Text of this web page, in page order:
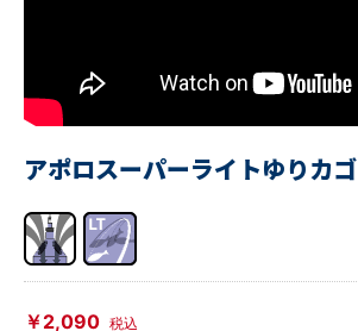
アポロスーパーライトゆりカゴ
￥2,090 税込